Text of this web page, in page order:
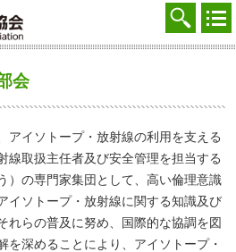
協会を知る
廃棄する
参加する
学ぶ・調べる
会員マイページ
FAQ
会
イソトープ・放射線の利用を支える
線取扱主任者及び安全管理を担当する
）の専門家集団として、高い倫理意識
イソトープ・放射線に関する知識及び
れらの普及に努め、国際的な協調を図
を深めることにより、アイソトープ・